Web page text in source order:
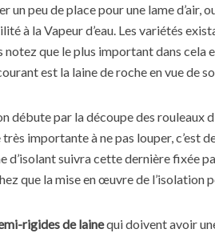
un peu de place pour une lame d’air,
à la Vapeur d’eau. Les variétés
notez que le plus important dans cela
est la laine de roche en vue de
débute par la découpe des rouleaux
importante à ne pas louper, c’est
d’isolant suivra cette dernière fixée
que la mise en œuvre de l’isolation
rigides de lainequi doivent avoir